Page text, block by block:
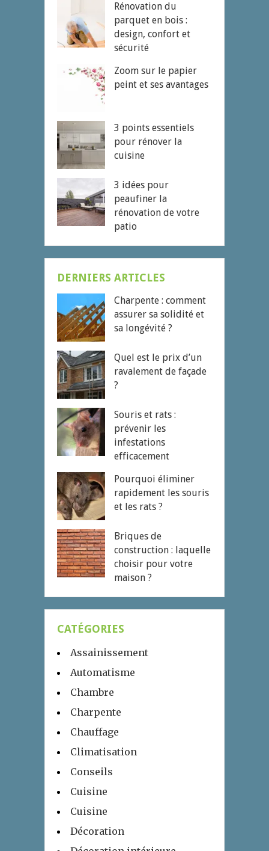
Rénovation du
parquet en bois :
design, confort et
sécurité
Zoom sur le papier
peint et ses avantages
3 points essentiels
pour rénover la
cuisine
3 idées pour
peaufiner la
rénovation de votre
patio
DERNIERS ARTICLES
Charpente : comment
assurer sa solidité et
sa longévité ?
Quel est le prix d’un
ravalement de façade
?
Souris et rats :
prévenir les
infestations
efficacement
Pourquoi éliminer
rapidement les souris
et les rats ?
Briques de
construction : laquelle
choisir pour votre
maison ?
CATÉGORIES
Assainissement
Automatisme
Chambre
Charpente
Chauffage
Climatisation
Conseils
Cuisine
Cuisine
Décoration